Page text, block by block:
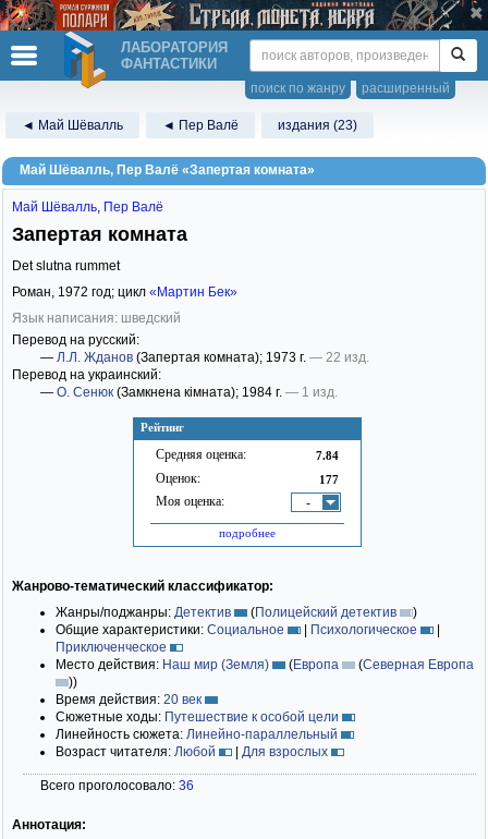
ЛАБОРАТОРИЯ
ФАНТАСТИКИ
расширенный
поиск по жанру
◄ Май Шёвалль ◄ Пер Валё издания (23)
Май Шёвалль, Пер Валё «Запертая комната»
Рейтинг
Средняя оценка: 7.84
Оценок: 177
Моя оценка: -
подробнее
Май Шёвалль, Пер Валё
Запертая комната
Det slutna rummet
Роман, 1972 год; цикл «Мартин Бек»
Язык написания: шведский
Перевод на русский:
— Л.Л. Жданов (Запертая комната); 1973 г. — 22 изд.
Перевод на украинский:
— О. Сенюк (Замкнена кімната); 1984 г. — 1 изд.
Жанрово-тематический классификатор:
Жанры/поджанры: Детектив (Полицейский детектив
)
Общие характеристики: Социальное | Психологическое
|
Приключенческое
Место действия: Наш мир (Земля) (Европа (Северная Европа
))
Время действия: 20 век
Сюжетные ходы: Путешествие к особой цели
Линейность сюжета: Линейно-параллельный
Возраст читателя: Любой | Для взрослых
Всего проголосовало: 36
Аннотация: